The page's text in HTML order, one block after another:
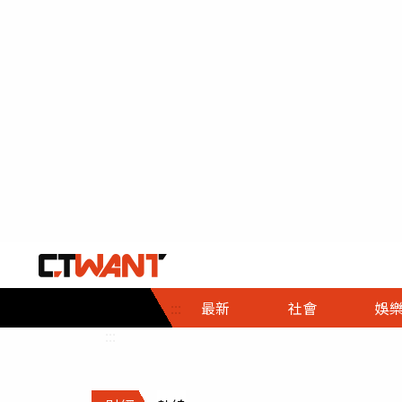
::: 最新 社會
社會首頁
時事
調查
娛樂
娛樂首頁
即時
財經首頁
熱線
政